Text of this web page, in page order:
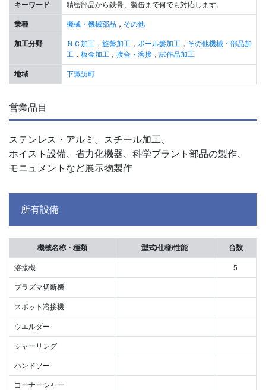
キーワード 精密部品から鉄骨、製缶まで何でも対応します。
業種 機械・機械部品， その他
加工分野 ＮＣ加工， 旋盤加工， ボール盤加工， その他機械・部品加
工， 板金加工， 接合・溶接， 試作品加工
地域 下諏訪町
営業品目
ステンレス・アルミ。スチール加工、
ホイスト設備、省力化機器、科学プラント部品の製作、
モニュメントなど展示物製作
所有設備
機械名称・種類 型式/仕様/性能 台数
溶接機 5
プラズマ切断機
スポット溶接機
ウエルダー
シャーリング
ハンドソー
コーナーシャー